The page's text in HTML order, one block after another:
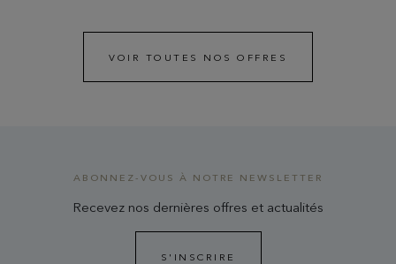
VOIR TOUTES NOS OFFRES
ABONNEZ-VOUS À NOTRE NEWSLETTER
Recevez nos dernières offres et actualités
S'INSCRIRE